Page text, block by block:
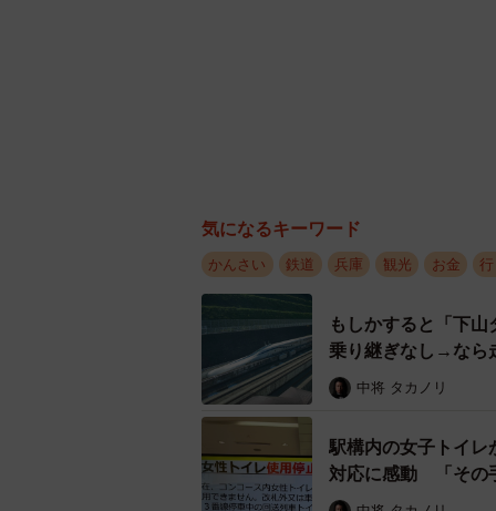
気になるキーワード
かんさい 鉄道 兵庫 観光 お金
もしかすると「下
乗り継ぎなし→なら
中将 タカノリ
駅構内の女子トイ
対応に感動 「その